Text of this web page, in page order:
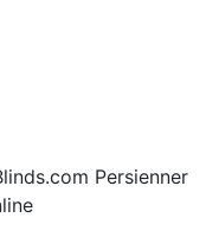
Persienner